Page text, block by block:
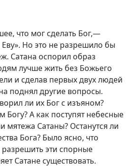
что мог сделать Бог,—
Еву». Но это не разрешило бы
Сатана оспорил образ
лучше жить без Божьего
и сделав первых двух людей
поднял другие вопросы.
ли их Бог с изъяном?
Богу? А как поступят небесные
мятежа Сатаны? Останутся ли
Бога? Было ясно, что
эти спорные
Сатане существовать.